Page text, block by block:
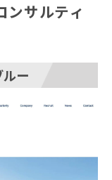
ンサルティ
ー